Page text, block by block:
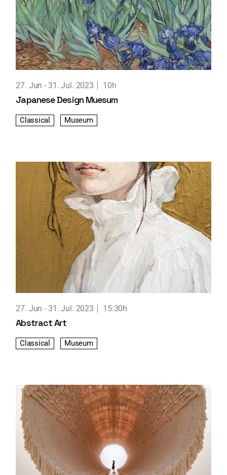
27. Jun 31. Jul. 2023 10h
Japanese Design Muesum
Classical Museum
27. Jun 31. Jul. 2023 15:30h
Abstract Art
Classical Museum